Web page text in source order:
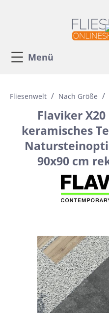
Menü
Fliesenwelt / Nach Größe /
Flaviker
keramisches
90x90 cm